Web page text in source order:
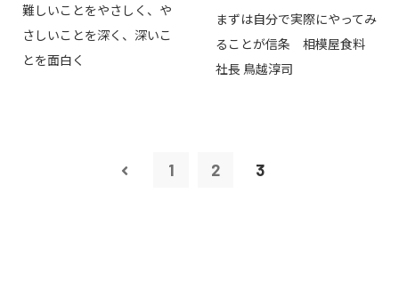
難しいことをやさしく、や
さしいことを深く、深いこ
とを面白く
まずは自分で実際にやってみ
ることが信条 相模屋食料
社長 鳥越淳司
1 2 3